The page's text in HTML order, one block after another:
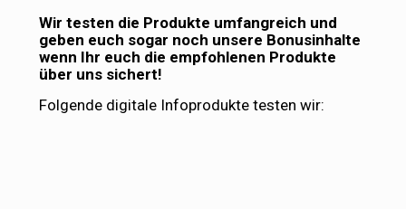
Wir testen die Produkte umfangreich und
geben euch sogar noch unsere Bonusinhalte
wenn Ihr euch die empfohlenen Produkte
über uns sichert!
Folgende digitale Infoprodukte testen wir: